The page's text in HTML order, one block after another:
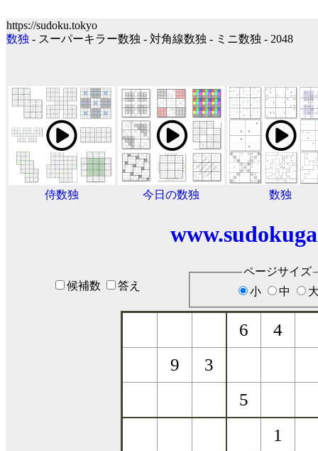
https://sudoku.tokyo
数独 - スーパーキラー数独 - 対角線数独 - ミニ数独 - 2048
侍数独 今日の数独 数独
候補数 答え
ページサイズ
小
中